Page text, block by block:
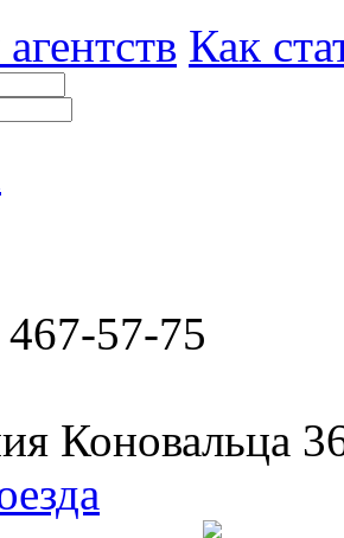
Как
57-75
Коновальца